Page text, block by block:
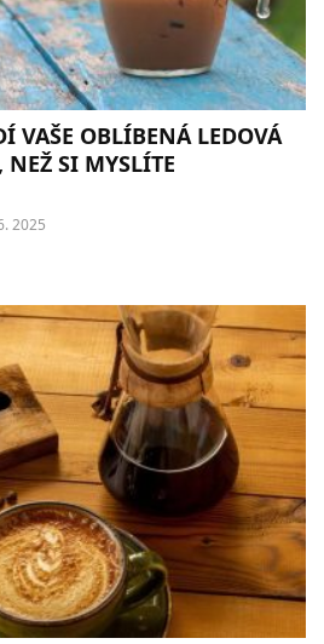
VAŠE OBLÍBENÁ LEDOVÁ
SI MYSLÍTE
2025